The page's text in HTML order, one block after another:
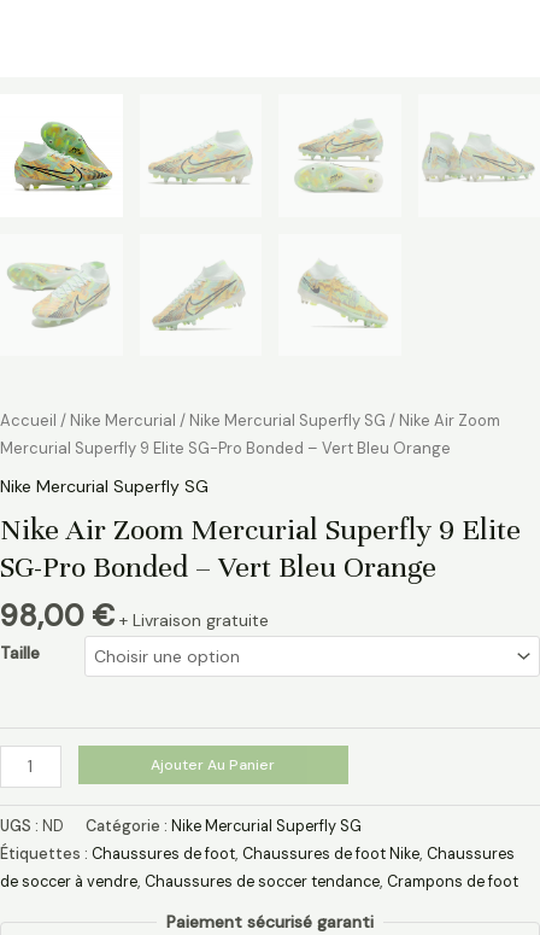
Accueil / Nike Mercurial / Nike Mercurial Superfly SG / Nike Air Zoom
Mercurial Superfly 9 Elite SG-Pro Bonded – Vert Bleu Orange
Nike Mercurial Superfly SG
Nike Air Zoom Mercurial Superfly 9 Elite
SG-Pro Bonded – Vert Bleu Orange
98,00 € + Livraison gratuite
Taille
Ajouter Au Panier
UGS : ND Catégorie : Nike Mercurial Superfly SG
Étiquettes : Chaussures de foot, Chaussures de foot Nike, Chaussures
de soccer à vendre, Chaussures de soccer tendance, Crampons de foot
Paiement sécurisé garanti